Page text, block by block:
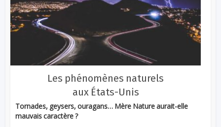
Les phénomènes naturels
aux États-Unis
Tornades, geysers, ouragans… Mère Nature aurait-elle
mauvais caractère ?